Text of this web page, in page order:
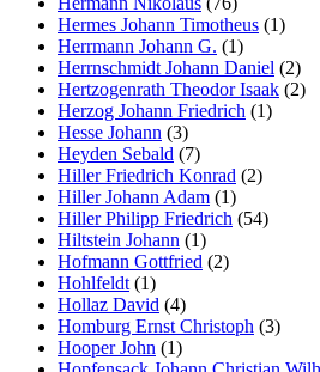
Hermes Johann Timotheus (1)
Herrmann Johann G. (1)
Herrnschmidt Johann Daniel (2)
Hertzogenrath Theodor Isaak (2)
Herzog Johann Friedrich (1)
Hesse Johann (3)
Heyden Sebald (7)
Hiller Friedrich Konrad (2)
Hiller Johann Adam (1)
Hiller Philipp Friedrich (54)
Hiltstein Johann (1)
Hofmann Gottfried (2)
Hohlfeldt (1)
Hollaz David (4)
Homburg Ernst Christoph (3)
Hooper John (1)